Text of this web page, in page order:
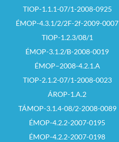
TIOP-1.1.1-07/1-2008-0925
ÉMOP-4.3.1/2/2F-2f-2009-0007
TIOP-1.2.3/08/1
ÉMOP-3.1.2/B-2008-0019
ÉMOP–2008-4.2.1.A
TIOP-2.1.2-07/1-2008-0023
ÁROP-1.A.2
TÁMOP-3.1.4-08/2-2008-0089
ÉMOP-4.2.2-2007-0195
ÉMOP-4.2.2-2007-0198